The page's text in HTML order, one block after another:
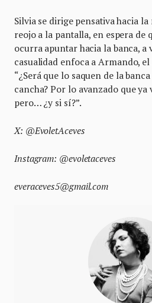
Silvia se dirige pensativa hacia la
reojo a la pantalla, en espera de
ocurra apuntar hacia la banca, a
casualidad enfoca a Armando,
“¿Será que lo saquen de la
cancha? Por lo avanzado que ya
pero… ¿y si sí?”.
X: @EvoletAceves
Instagram: @evoletaceves
everaceves5@gmail.com